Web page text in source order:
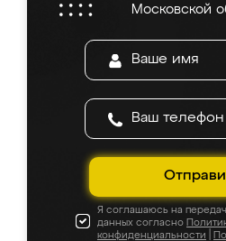
Московской
Я соглашаюсь на
данных согласно
конфиденциальности